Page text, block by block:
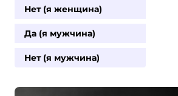
Нет (я женщина)
Да (я мужчина)
Нет (я мужчина)